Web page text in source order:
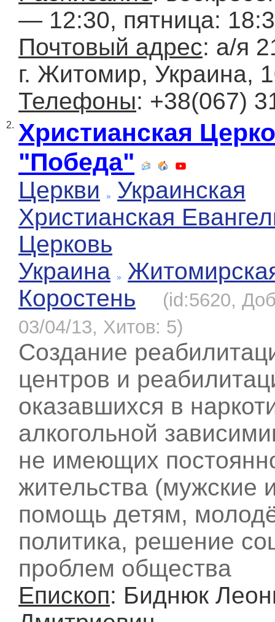
— 12:30, пятница:
Почтовый адрес: а/я
г. Житомир, Украина,
Телефоны: +38(067)
2. Христианская
"Победа"
Церкви
Украинская
Христианская
Церковь
Украина
Коростень
(id:5620,
03/04/13, Хитов: 5)
Создание
центров и
оказавшихся в
алкогольной
не имеющих
жительства (мужские
помощь детям,
политика, решение
проблем общества
Епископ: Биднюк